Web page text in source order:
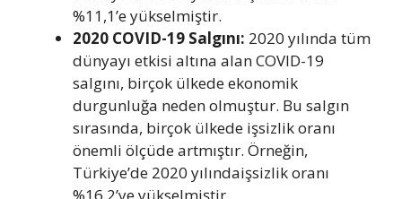
%11,1’e yükselmiştir.
2020 COVID-19 Salgını: 2020 yılında tüm
dünyayı etkisi altına alan COVID-19
salgını, birçok ülkede ekonomik
durgunluğa neden olmuştur. Bu salgın
sırasında, birçok ülkede işsizlik oranı
önemli ölçüde artmıştır. Örneğin,
Türkiye’de 2020 yılındaişsizlik oranı